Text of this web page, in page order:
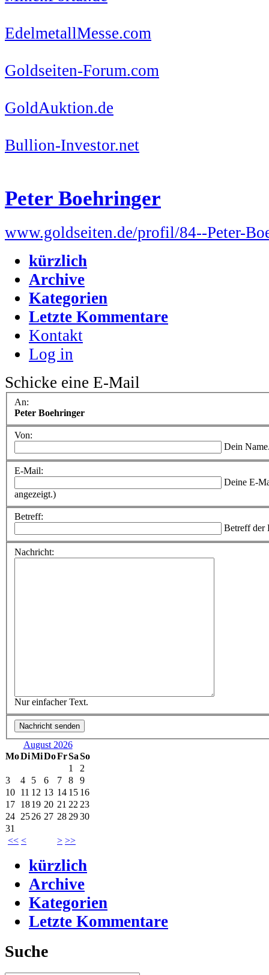
EdelmetallMesse.com
Goldseiten-Forum.com
GoldAuktion.de
Bullion-Investor.net
Peter Boehringer
www.goldseiten.de/profil/84--Peter-
kürzlich
Archive
Kategorien
Letzte Kommentare
Kontakt
Log in
Schicke eine E-Mail
An:
Peter Boehringer
Von:
Dein
E-Mail:
Deine E-
angezeigt.)
Betreff:
Betreff der
Nachricht:
Nur einfacher Text.
August 2026
MoDiMiDoFrSaSo
<< < > >>
1
2
3
4 5 6 7 8
9
10 11 12 13 14 15 16
17 1819 20 21 22 23
24 2526 27 28 2930
31
kürzlich
Archive
Kategorien
Letzte Kommentare
Suche